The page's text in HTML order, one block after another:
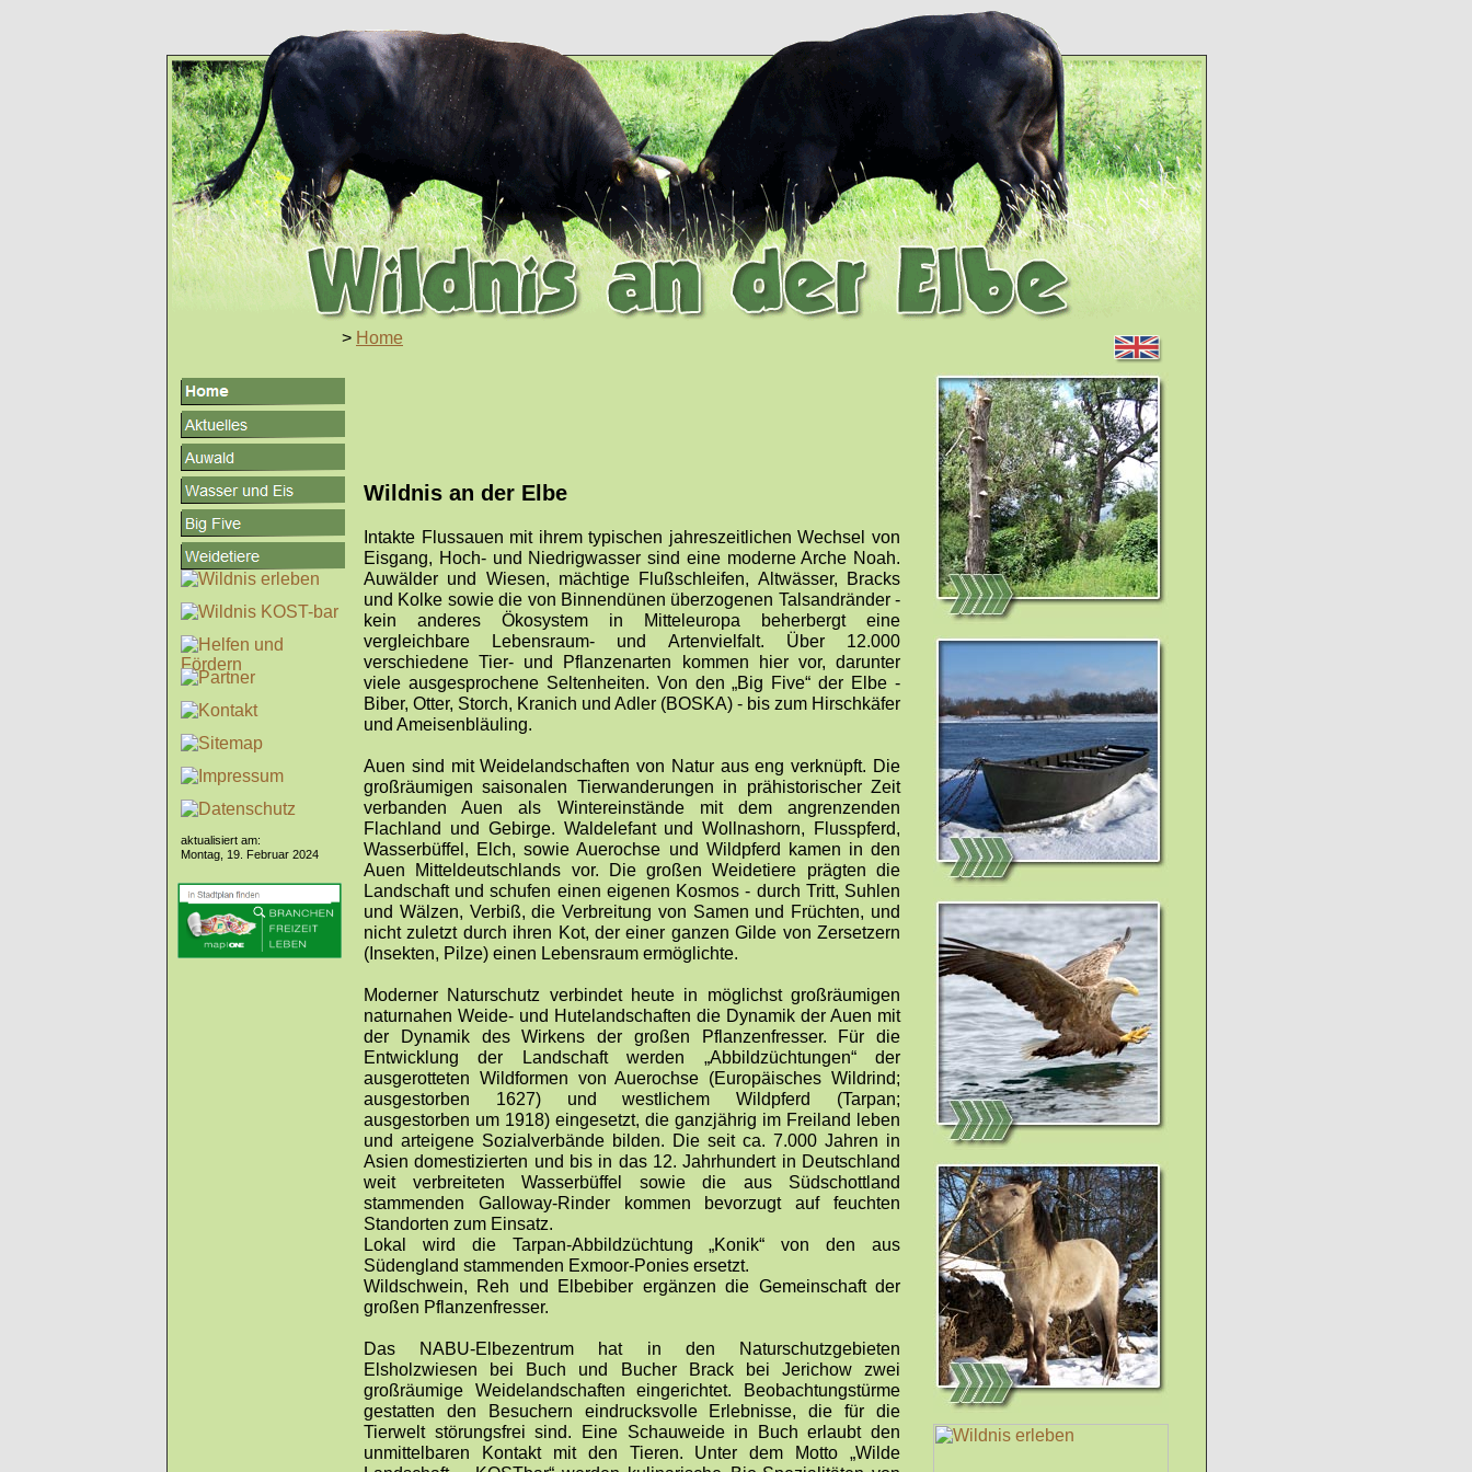
Wildnis an der Elbe
Intakte Flussauen mit ihrem typischen jahreszeitlichen Wechsel von
Eisgang, Hoch- und Niedrigwasser sind eine moderne Arche Noah.
Auwälder und Wiesen, mächtige Flußschleifen, Altwässer, Bracks
und Kolke sowie die von Binnendünen überzogenen Talsandränder -
kein anderes Ökosystem in Mitteleuropa beherbergt eine
vergleichbare Lebensraum- und Artenvielfalt. Über 12.000
verschiedene Tier- und Pflanzenarten kommen hier vor, darunter
viele ausgesprochene Seltenheiten. Von den „Big Five“ der Elbe -
Biber, Otter, Storch, Kranich und Adler (BOSKA) - bis zum Hirschkäfer
und Ameisenbläuling.
Auen sind mit Weidelandschaften von Natur aus eng verknüpft. Die
großräumigen saisonalen Tierwanderungen in prähistorischer Zeit
verbanden Auen als Wintereinstände mit dem angrenzenden
Flachland und Gebirge. Waldelefant und Wollnashorn, Flusspferd,
Wasserbüffel, Elch, sowie Auerochse und Wildpferd kamen in den
Auen Mitteldeutschlands vor. Die großen Weidetiere prägten die
Landschaft und schufen einen eigenen Kosmos - durch Tritt, Suhlen
und Wälzen, Verbiß, die Verbreitung von Samen und Früchten, und
nicht zuletzt durch ihren Kot, der einer ganzen Gilde von Zersetzern
(Insekten, Pilze) einen Lebensraum ermöglichte.
Moderner Naturschutz verbindet heute in möglichst großräumigen
naturnahen Weide- und Hutelandschaften die Dynamik der Auen mit
der Dynamik des Wirkens der großen Pflanzenfresser. Für die
Entwicklung der Landschaft werden „Abbildzüchtungen“ der
ausgerotteten Wildformen von Auerochse (Europäisches Wildrind;
ausgestorben 1627) und westlichem Wildpferd (Tarpan;
ausgestorben um 1918) eingesetzt, die ganzjährig im Freiland leben
und arteigene Sozialverbände bilden. Die seit ca. 7.000 Jahren in
Asien domestizierten und bis in das 12. Jahrhundert in Deutschland
weit verbreiteten Wasserbüffel sowie die aus Südschottland
stammenden Galloway-Rinder kommen bevorzugt auf feuchten
Standorten zum Einsatz.
Lokal wird die Tarpan-Abbildzüchtung „Konik“ von den aus
Südengland stammenden Exmoor-Ponies ersetzt.
Wildschwein, Reh und Elbebiber ergänzen die Gemeinschaft der
großen Pflanzenfresser.
Das NABU-Elbezentrum hat in den Naturschutzgebieten
Elsholzwiesen bei Buch und Bucher Brack bei Jerichow zwei
großräumige Weidelandschaften eingerichtet. Beobachtungstürme
gestatten den Besuchern eindrucksvolle Erlebnisse, die für die
Tierwelt störungsfrei sind. Eine Schauweide in Buch erlaubt den
unmittelbaren Kontakt mit den Tieren. Unter dem Motto „Wilde
aktualisiert am:
Montag, 19. Februar 2024
> Home